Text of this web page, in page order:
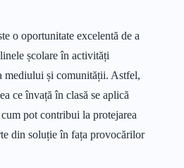
o oportunitate excelentă de a
școlare în activități
mediului și comunității. Astfel,
ce învață în clasă se aplică
pot contribui la protejarea
din soluție în fața provocărilor